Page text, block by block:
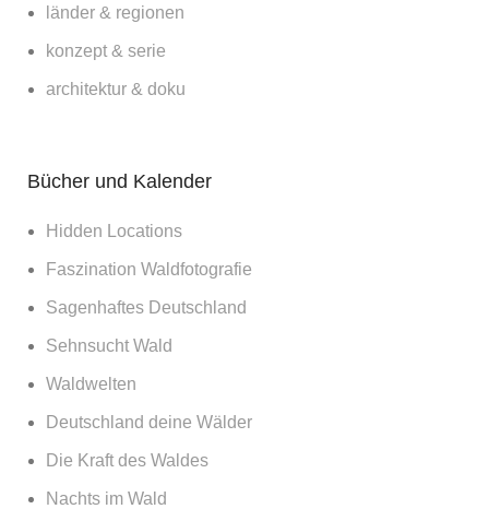
länder & regionen
konzept & serie
architektur & doku
Bücher und Kalender
Hidden Locations
Faszination Waldfotografie
Sagenhaftes Deutschland
Sehnsucht Wald
Waldwelten
Deutschland deine Wälder
Die Kraft des Waldes
Nachts im Wald